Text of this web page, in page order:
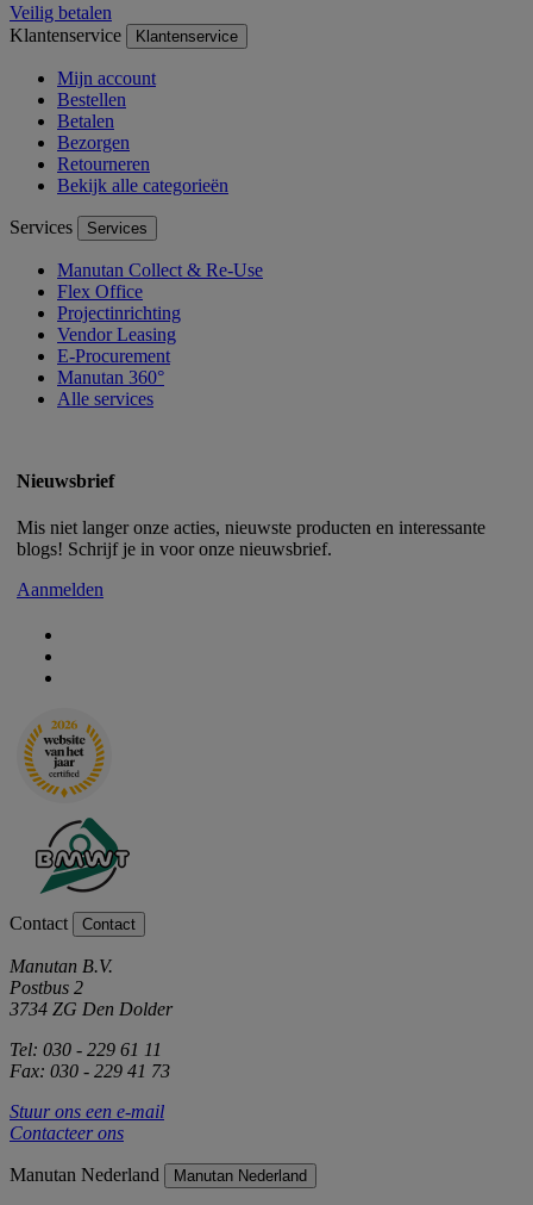
Veilig betalen
Klantenservice
Klantenservice
Mijn account
Bestellen
Betalen
Bezorgen
Retourneren
Bekijk alle categorieën
Services Services
Manutan Collect & Re-Use
Flex Office
Projectinrichting
Vendor Leasing
E-Procurement
Manutan 360°
Alle services
Nieuwsbrief
Mis niet langer onze acties, nieuwste producten en interessante
blogs! Schrijf je in voor onze nieuwsbrief.
Aanmelden
Contact Contact
Manutan B.V.
Postbus 2
3734 ZG Den Dolder
Tel: 030 - 229 61 11
Fax: 030 - 229 41 73
Stuur ons een e-mail
Contacteer ons
Manutan Nederland Manutan Nederland